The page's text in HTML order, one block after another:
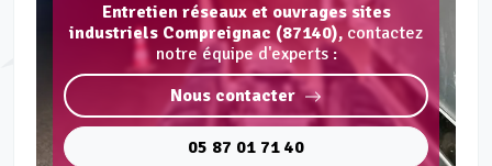
Entretien réseaux et ouvrages sites
industriels Compreignac (87140), contactez
notre équipe d'experts :
Nous contacter
05 87 01 71 40